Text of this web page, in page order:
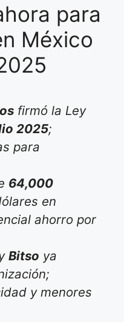
para
México
firmó la Ley
2025;
para
64,000
en
ahorro por
Bitso ya
y menores